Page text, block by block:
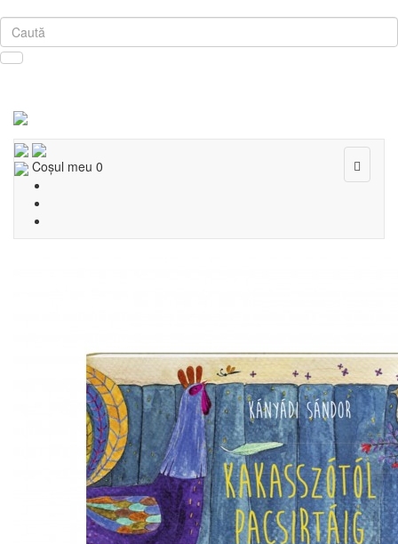
Toggle
Coşul meu 0